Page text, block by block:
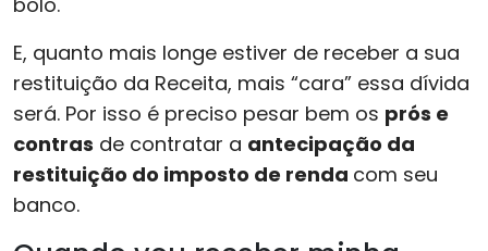
E, quanto mais longe estiver de receber a sua
restituição da Receita, mais “cara” essa dívida
será. Por isso é preciso pesar bem os prós e
contras de contratar a antecipação da
restituição do imposto de renda com seu
banco.